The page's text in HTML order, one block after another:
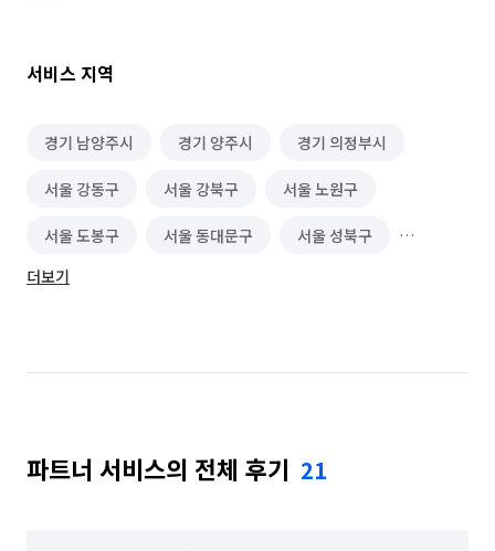
서비스 지역
경기 남양주시 경기 양주시 경기 의정부시
서울 강동구 서울 강북구 서울 노원구
서울 도봉구 서울 동대문구 서울 성북구
서울 송파구
더보기
파트너 서비스의 전체 후기 21